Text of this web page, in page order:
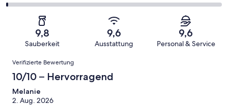
Bewertung
Hervorragend
Bewertung
Gut
Gästebewertungen
Bewertung
Okay
Gästebewertungen
von
Schlecht
von
insgesamt
Gästebewertungen
haben
eine
Bewertung
von
9,8
Sauberkeit
9,6
Ausstattung
9,6
Personal & Service
Bewertungen
Verifizierte Bewertung
10/10 – Hervorragend
Melanie
2. Aug. 2026